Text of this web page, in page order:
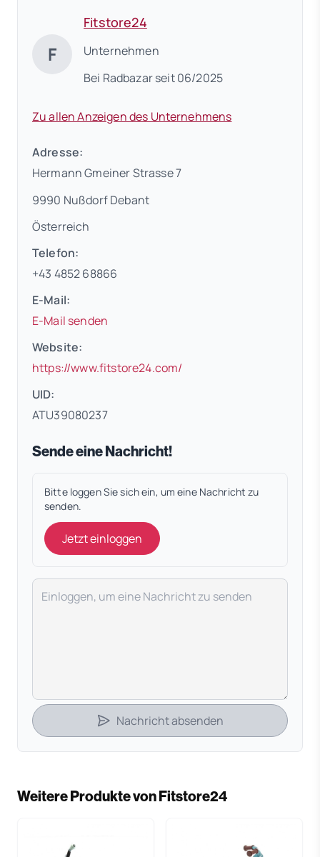
F
Fitstore24
Unternehmen
Bei Radbazar seit 06/2025
Zu allen Anzeigen des Unternehmens
Adresse:
Hermann Gmeiner Strasse 7
9990 Nußdorf Debant
Österreich
Telefon:
+43 4852 68866
E-Mail:
E-Mail senden
Website:
https://www.fitstore24.com/
UID:
ATU39080237
Sende eine Nachricht!
Bitte loggen Sie sich ein, um eine Nachricht zu
senden.
Jetzt einloggen
Deine Nachricht
Nachricht absenden
Weitere Produkte von Fitstore24